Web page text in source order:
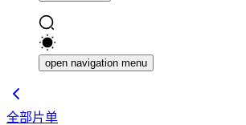
open navigation menu
全部片单